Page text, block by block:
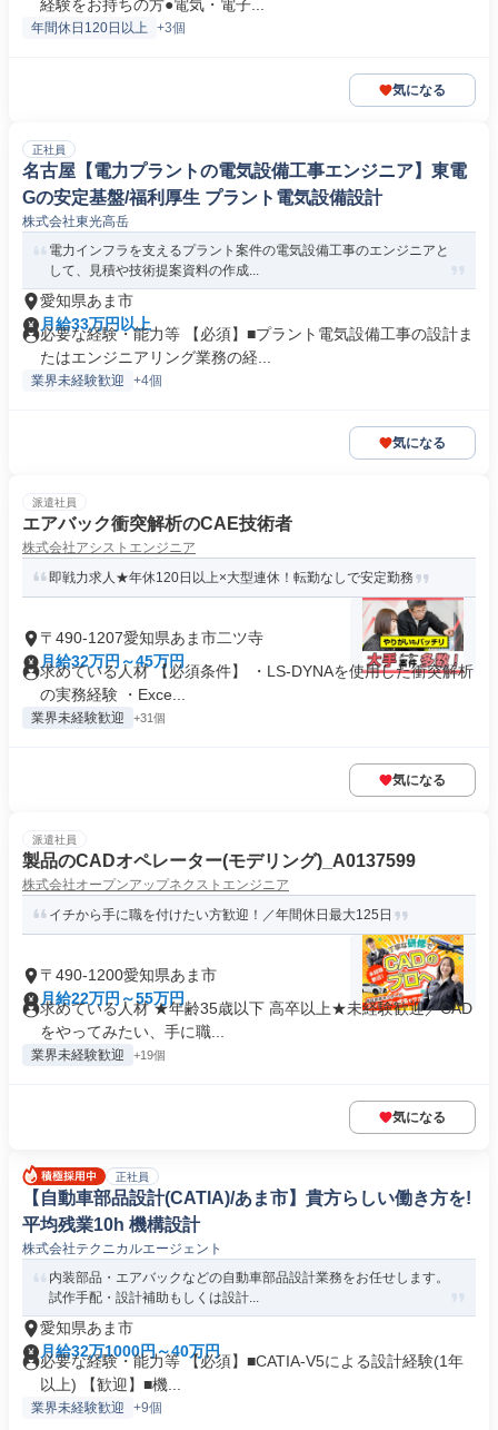
経験をお持ちの方●電気・電子...
年間休日120日以上 +3個
気になる
正社員
名古屋【電力プラントの電気設備工事エンジニア】東電
Gの安定基盤/福利厚生 プラント電気設備設計
株式会社東光高岳
電力インフラを支えるプラント案件の電気設備工事のエンジニアと
して、見積や技術提案資料の作成...
愛知県あま市
月給33万円以上
必要な経験・能力等 【必須】■プラント電気設備工事の設計ま
たはエンジニアリング業務の経...
業界未経験歓迎 +4個
気になる
派遣社員
エアバック衝突解析のCAE技術者
株式会社アシストエンジニア
即戦力求人★年休120日以上×大型連休！転勤なしで安定勤務
〒490-1207愛知県あま市二ツ寺
月給32万円～45万円
求めている人材 【必須条件】 ・LS-DYNAを使用した衝突解析
の実務経験 ・Exce...
業界未経験歓迎 +31個
気になる
派遣社員
製品のCADオペレーター(モデリング)_A0137599
株式会社オープンアップネクストエンジニア
イチから手に職を付けたい方歓迎！／年間休日最大125日
〒490-1200愛知県あま市
月給22万円～55万円
求めている人材 ★年齢35歳以下 高卒以上★未経験歓迎／CAD
をやってみたい、手に職...
業界未経験歓迎 +19個
気になる
正社員
【自動車部品設計(CATIA)/あま市】貴方らしい働き方を!
平均残業10h 機構設計
株式会社テクニカルエージェント
内装部品・エアバックなどの自動車部品設計業務をお任せします。
試作手配・設計補助もしくは設計...
愛知県あま市
月給32万1000円～40万円
必要な経験・能力等 【必須】■CATIA-V5による設計経験(1年
以上) 【歓迎】■機...
業界未経験歓迎 +9個